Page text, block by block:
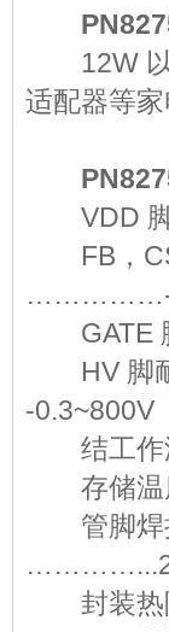
PN8275
12W 以
适配器等家
VDD
FB，
GATE
HV 脚
-
结工作
存储
管脚焊
封装热